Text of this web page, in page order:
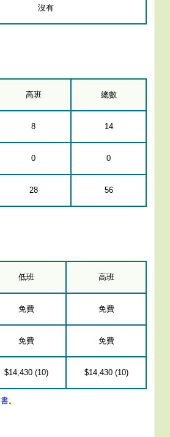
沒有
高班 總數
8 14
0 0
28 56
低班 高班
免費 免費
免費 免費
$14,430 (10) $14,430 (10)
。